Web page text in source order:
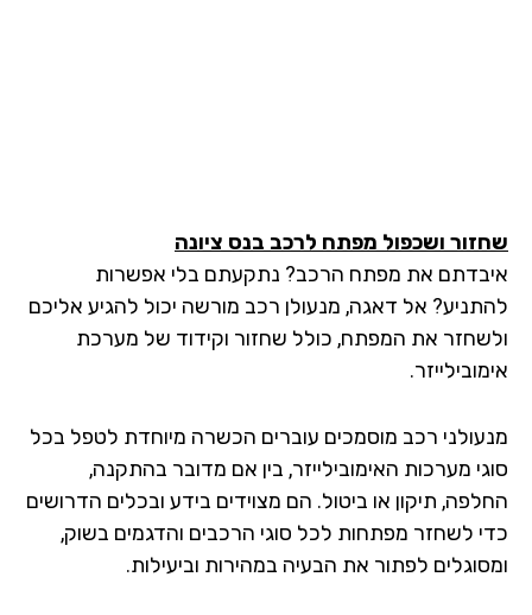
ושכפול מפתח לרכב בנס ציונה
את מפתח הרכב? נתקעתם בלי אפשרות
אל דאגה, מנעולן רכב מורשה יכול להגיע אליכם
את המפתח, כולל שחזור וקידוד של מערכת
רכב מוסמכים עוברים הכשרה מיוחדת לטפל בכל
מערכות האימובילייזר, בין אם מדובר בהתקנה,
תיקון או ביטול. הם מצוידים בידע ובכלים הדרושים
לשחזר מפתחות לכל סוגי הרכבים והדגמים בשוק,
לפתור את הבעיה במהירות וביעילות.